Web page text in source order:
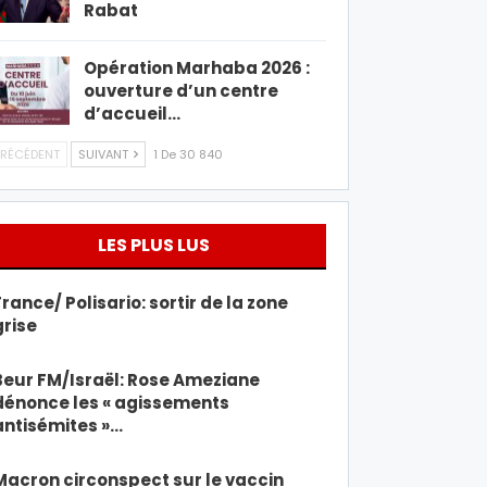
Rabat
Opération Marhaba 2026 :
ouverture d’un centre
d’accueil…
SUIVANT 1 De 30 840
LES PLUS LUS
Polisario: sortir de la zone
FM/Israël: Rose Ameziane
les « agissements
»…
circonspect sur le vaccin